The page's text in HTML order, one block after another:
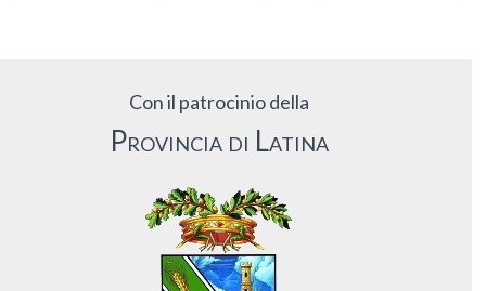
Con il patrocinio della
Provincia di Latina